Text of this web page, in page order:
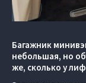
Багажник
небольшая, но
же, сколько у